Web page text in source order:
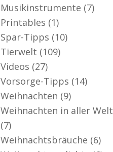
Musikinstrumente (7)
Printables (1)
Spar-Tipps (10)
Tierwelt (109)
Videos (27)
Vorsorge-Tipps (14)
Weihnachten (9)
Weihnachten in aller Welt
(7)
Weihnachtsbräuche (6)